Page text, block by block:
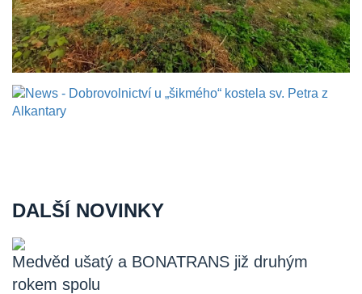
DALŠÍ NOVINKY
Medvěd ušatý a BONATRANS již druhým
rokem spolu